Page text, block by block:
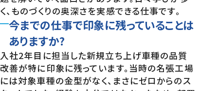
く、ものづくりの奥深さを実感できる仕事です。
今までの仕事で印象に残っていることは
ありますか?
入社2年目に担当した新規立ち上げ車種の品質
改善が特に印象に残っています。当時の名張工場
には対象車種の金型がなく、まさにゼロからのス